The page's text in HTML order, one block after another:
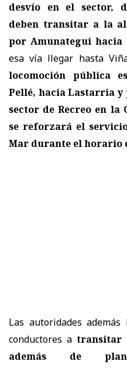
desvío en el sector,
deben transitar a la
por Amunategui hacia
esa vía llegar hasta
locomoción pública
Pellé, hacia Lastarria
sector de Recreo en la
se reforzará el
Mar durante el horario
Las autoridades además
conductores atransitar
además de